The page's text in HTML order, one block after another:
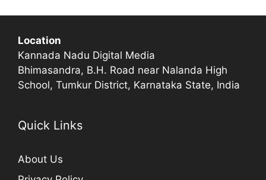
Location
Kannada Nadu Digital Media
Bhimasandra, B.H. Road near Nalanda High
School, Tumkur District, Karnataka State, India
Quick Links
About Us